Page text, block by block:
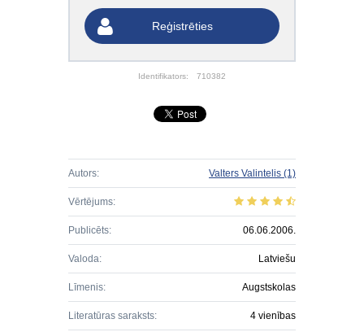
Reģistrēties
Identifikators: 710382
Autors: Valters Valintelis (1)
Vērtējums:
Publicēts: 06.06.2006.
Valoda: Latviešu
Līmenis: Augstskolas
Literatūras saraksts: 4 vienības